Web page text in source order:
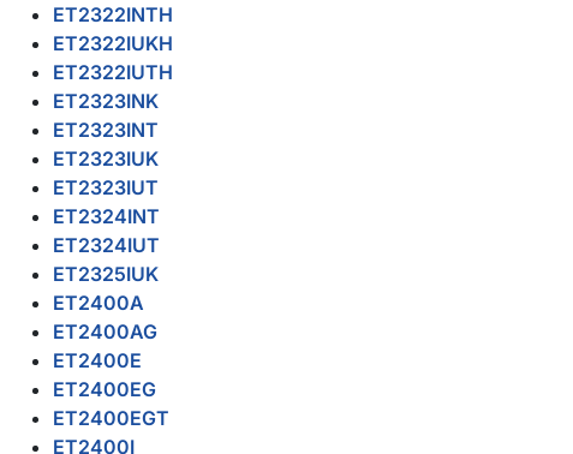
ET2322INTH
ET2322IUKH
ET2322IUTH
ET2323INK
ET2323INT
ET2323IUK
ET2323IUT
ET2324INT
ET2324IUT
ET2325IUK
ET2400A
ET2400AG
ET2400E
ET2400EG
ET2400EGT
ET2400I